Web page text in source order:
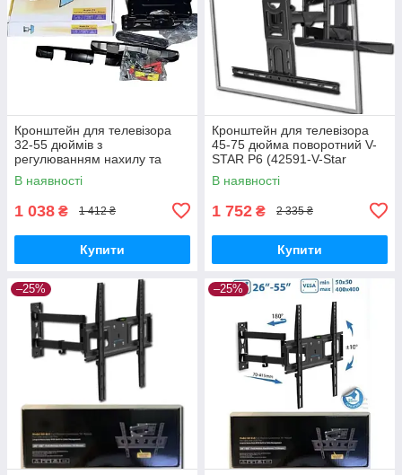
Кронштейн для телевізора
32-55 дюймів з
регулюванням нахилу та
поворотним механізмом
XPRO Wall Mount P4 (42406-
В наявності
1 038 ₴ 1 412 ₴
Купити
Кронштейн для телевізора
45-75 дюйма поворотний V-
STAR P6 (42591-V-Star
P6_1016)
В наявності
1 752 ₴ 2 335 ₴
Купити
–25% –25%